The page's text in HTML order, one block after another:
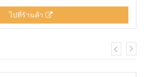
ไปที่ร้านค้า